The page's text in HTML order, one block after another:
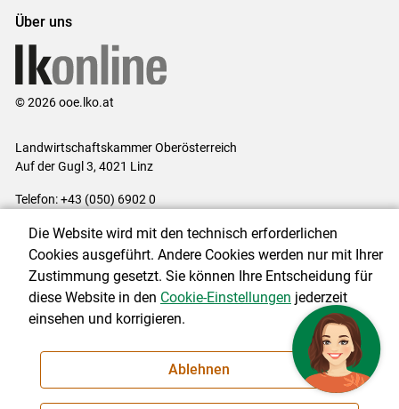
Über uns
© 2026 ooe.lko.at
Landwirtschaftskammer Oberösterreich
Auf der Gugl 3, 4021 Linz
Telefon: +43 (050) 6902 0
Impressum|Kontakt|Gewinnspiele|Datenschutzerklärung |
Barrierefreiheit
Cookie-Einstellungen
NEWSLETTER
Die Website wird mit den technisch erforderlichen
Cookies ausgeführt. Andere Cookies werden nur mit Ihrer
Zustimmung gesetzt. Sie können Ihre Entscheidung für
diese Website in den Cookie-Einstellungen jederzeit
einsehen und korrigieren.
Ablehnen